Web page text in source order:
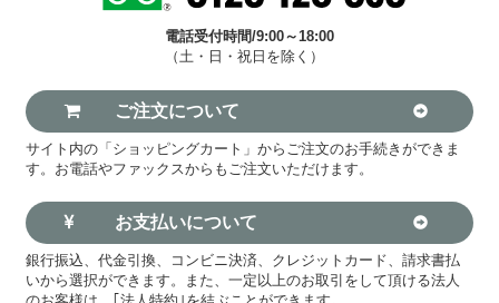
電話受付時間/9:00～18:00
（土・日・祝日を除く）
ご注文について
サイト内の「ショッピングカート」からご注文のお手続きができま
す。お電話やファックスからもご注文いただけます。
お支払いについて
銀行振込、代金引換、コンビニ決済、クレジットカード、請求書払
いから選択ができます。また、一定以上のお取引をして頂ける法人